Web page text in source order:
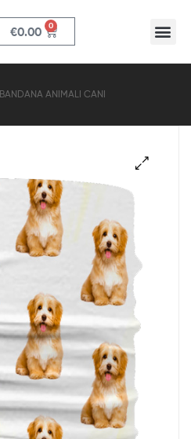
€0.00 0
BANDANA ANIMALI CANI